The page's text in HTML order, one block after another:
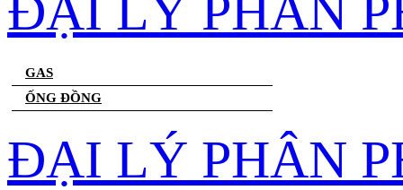
GAS
ỐNG ĐỒNG
ĐẠI LÝ PHÂN